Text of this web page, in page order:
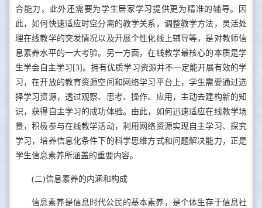
合能力，此外还需要为学生居家学习提供更为精准的辅导。因
此，如何快速适应时空分离的教学关系，调整教学方法，灵活处
理在线教学的突发情况以及开展个性化线上辅导等，是对教师信
息素养水平的一大考验。另一方面，在线教学最核心的本质是学
生学会自主学习[3]。拥有优质学习资源并不一定能开展有效的学
习，在开放的教育资源空间和网络学习平台上，学生需要通过选
择学习资源，透过观察、思考、操作、应用，主动去建构新的知
识，获得自主学习的成功体验。由此，如何迅速适应在线教学场
景，积极参与在线教学活动，利用网络资源实现自主学习、探究
学习，培养信息化条件下的科学思维方式和问题解决能力，正是
学生信息素养所涵盖的重要内容。
(二)信息素养的内涵和构成
信息素养是信息时代公民的基本素养，是个体生存于信息社